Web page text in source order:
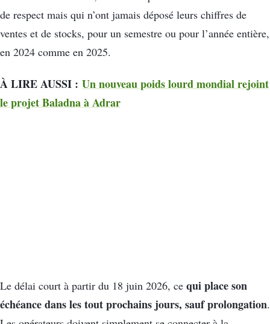
de respect mais qui n’ont jamais déposé leurs chiffres de
ventes et de stocks, pour un semestre ou pour l’année entière,
en 2024 comme en 2025.
À LIRE AUSSI : Un nouveau poids lourd mondial rejoint
le projet Baladna à Adrar
Le délai court à partir du 18 juin 2026, ce qui place son
échéance dans les tout prochains jours, sauf prolongation.